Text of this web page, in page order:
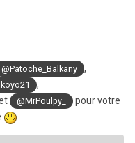
@Patoche_Balkany ,
,
@MrPoulp y_
pour votre